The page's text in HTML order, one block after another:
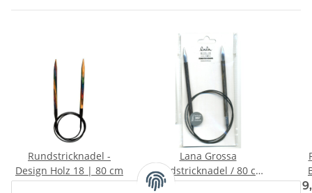
Rundstricknadel -
Design Holz 18 | 80 cm
8,50 € -13,50 €*
Lana Grossa
Rundstricknadel / 80 cm
Design Holz LALA Berlin
8,95 € -12,95 €*